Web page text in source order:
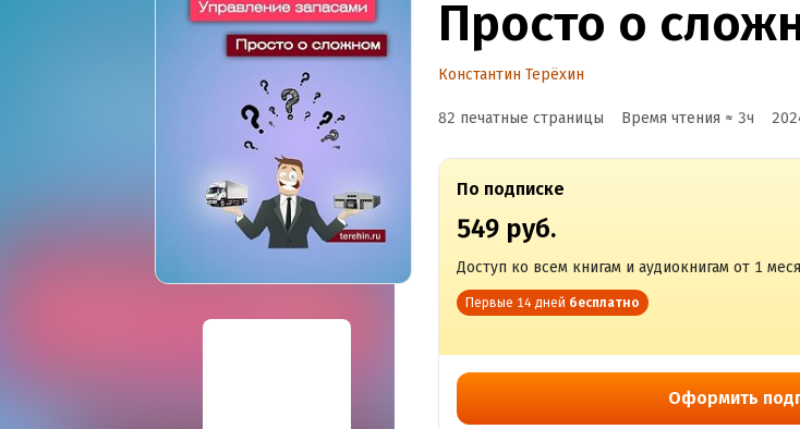
Просто о
Константин Терёхин
82 печатные страницы Время чтения ≈ 3ч
По подписке
549 руб.
Доступ ко всем книгам и аудиокнигам от 1
Первые 14 дней бесплатно
Оформить